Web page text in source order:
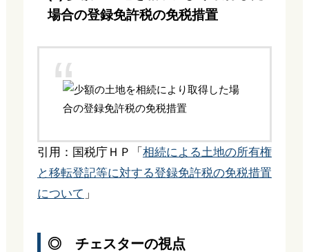
場合の登録免許税の免税措置
引用：国税庁ＨＰ「 相続による土地の所有権
と移転登記等に対する登録免許税の免税措置
について 」
◎ チェスターの視点